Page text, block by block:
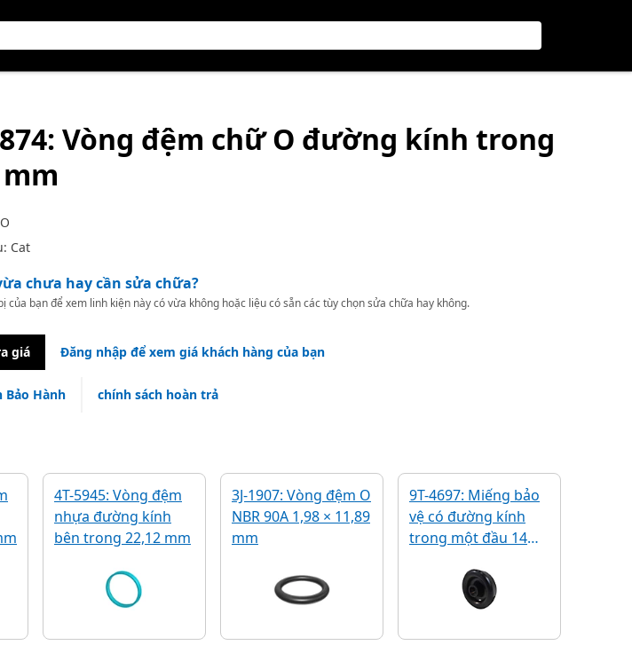
: Vòng đệm chữ O đường kính trong
Cat
chưa hay cần sửa chữa?
của bạn để xem linh kiện này có vừa không hoặc liệu có sẵn các tùy chọn sửa chữa hay không.
giá Đăng nhập để xem giá khách hàng của bạn
Bảo Hành chính sách hoàn trả
4T-5945: Vòng đệm
nhựa đường kính
bên trong 22,12 mm
3J-1907: Vòng đệm O
NBR 90A 1,98 × 11,89
mm
9T-4697: Miếng bảo
vệ có đường kính
trong một đầu 14